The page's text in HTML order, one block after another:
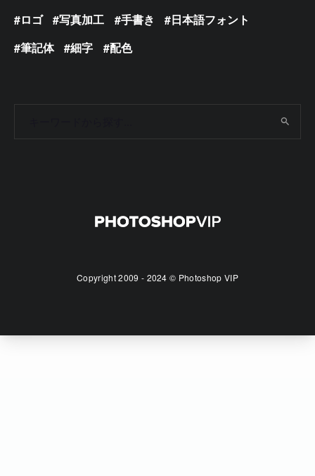
ロゴ
写真加工 手書き
日本語フォント
筆記体
細字 配色
Copyright 2009 - 2024 © Photoshop VIP